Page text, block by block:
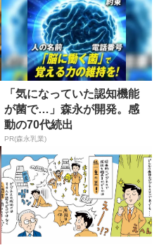
「気になっていた認知機能
が菌で…」森永が開発。感
動の70代続出
PR(森永乳業)